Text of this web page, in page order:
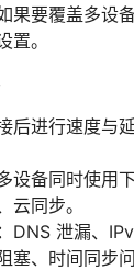
果要覆盖多设
置。
后进行速度与
设备同时使用
云同步。
DNS 泄漏、
塞、时间同步问